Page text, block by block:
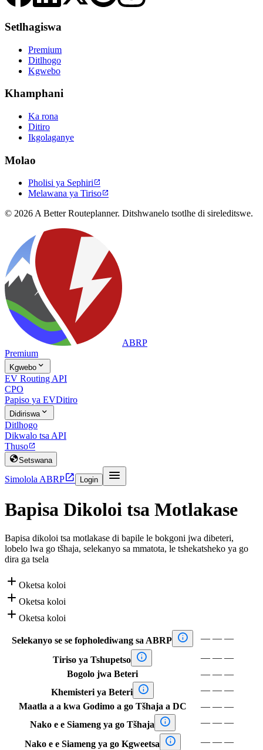
Setlhagiswa
Premium
Ditlhogo
Kgwebo
Khamphani
Ka rona
Ditiro
Ikgolaganye
Molao
Pholisi ya Sephiri
Melawana ya Tiriso
© 2026 A Better Routeplanner. Ditshwanelo tsotlhe di sireleditswe.
ABRP
Premium
Kgwebo 
EV Routing API
CPO
Papiso ya EVDitiro
Didiriswa 
Ditlhogo
Dikwalo tsa API
Thuso
Setswana
Simolola ABRP Login 
Bapisa Dikoloi tsa Motlakase
Bapisa dikoloi tsa motlakase di bapile le bokgoni jwa dibeteri,
lobelo lwa go tšhaja, selekanyo sa mmatota, le tshekatsheko ya go
dira ga tsela
 Oketsa koloi
 Oketsa koloi
 Oketsa koloi
Selekanyo se se fopholediwang sa ABRP  — — —
Tiriso ya Tshupetso  — — —
Bogolo jwa Beteri
— — —
Khemisteri ya Beteri  — — —
Maatla a a kwa Godimo a go Tšhaja a DC
— — —
Nako e e Siameng ya go Tšhaja
 — — —
Nako e e Siameng ya go Kgweetsa  — — —